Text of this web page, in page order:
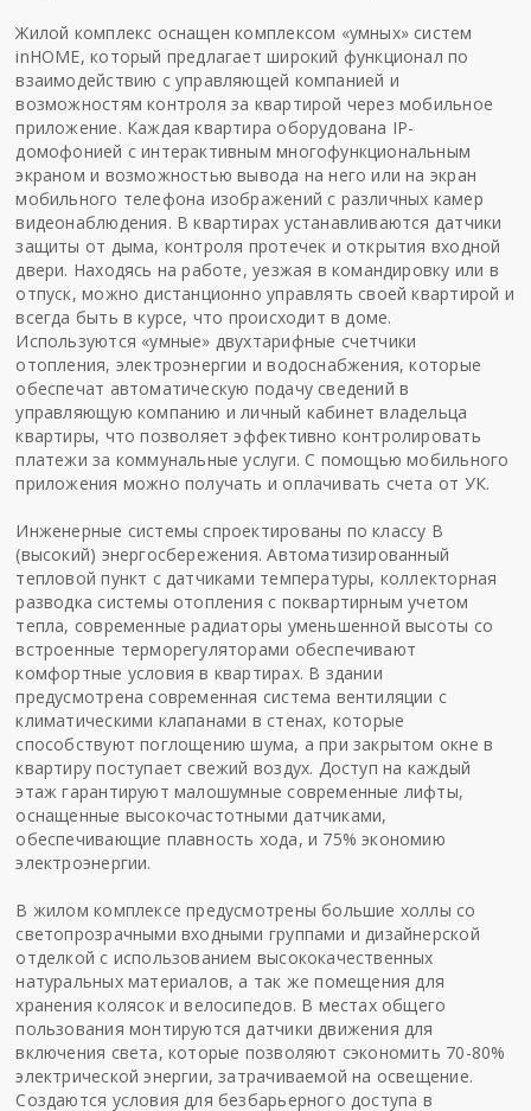
Жилой комплекс оснащен комплексом «умных» систем
inНОМЕ, который предлагает широкий функционал по
взаимодействию с управляющей компанией и
возможностям контроля за квартирой через мобильное
приложение. Каждая квартира оборудована IР-
домофонией с интерактивным многофункциональным
экраном и возможностью вывода на него или на экран
мобильного телефона изображений с различных камер
видеонаблюдения. В квартирах устанавливаются датчики
защиты от дыма, контроля протечек и открытия входной
двери. Находясь на работе, уезжая в командировку или в
отпуск, можно дистанционно управлять своей квартирой и
всегда быть в курсе, что происходит в доме.
Используются «умные» двухтарифные счетчики
отопления, электроэнергии и водоснабжения, которые
обеспечат автоматическую подачу сведений в
управляющую компанию и личный кабинет владельца
квартиры, что позволяет эффективно контролировать
платежи за коммунальные услуги. С помощью мобильного
приложения можно получать и оплачивать счета от УК.
Инженерные системы спроектированы по классу В
(высокий) энергосбережения. Автоматизированный
тепловой пункт с датчиками температуры, коллекторная
разводка системы отопления с поквартирным учетом
тепла, современные радиаторы уменьшенной высоты со
встроенные терморегуляторами обеспечивают
комфортные условия в квартирах. В здании
предусмотрена современная система вентиляции с
климатическими клапанами в стенах, которые
способствуют поглощению шума, а при закрытом окне в
квартиру поступает свежий воздух. Доступ на каждый
этаж гарантируют малошумные современные лифты,
оснащенные высокочастотными датчиками,
обеспечивающие плавность хода, и 75% экономию
электроэнергии.
В жилом комплексе предусмотрены большие холлы со
светопрозрачными входными группами и дизайнерской
отделкой с использованием высококачественных
натуральных материалов, а так же помещения для
хранения колясок и велосипедов. В местах общего
пользования монтируются датчики движения для
включения света, которые позволяют сэкономить 70-80%
электрической энергии, затрачиваемой на освещение.
Создаются условия для безбарьерного доступа в